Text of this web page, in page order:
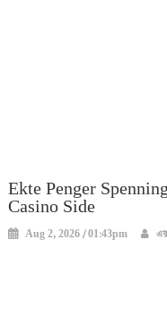
Ekte Penger
Casino Side
Aug 2, 2026 / 01:43pm